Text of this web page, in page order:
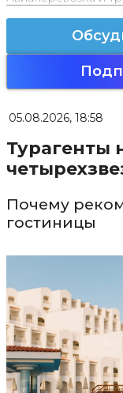
05.08.2026, 18:58
Турагенты
Почему
гостиницы